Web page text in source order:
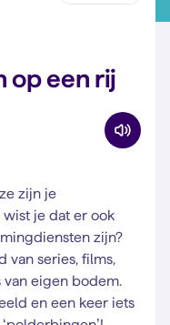
op een rij
zijn je
je dat er ook
zijn?
van series, films,
van eigen bodem.
en een keer iets